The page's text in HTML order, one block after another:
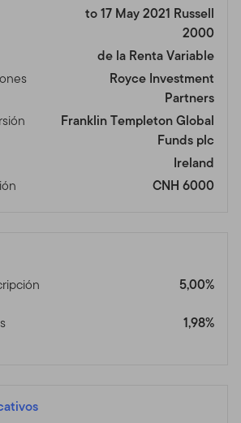
to 17 May 2021 Russell
2000
de la Renta Variable
Royce Investment
Partners
Franklin Templeton Global
Funds plc
Ireland
CNH 6000
5,00%
1,98%